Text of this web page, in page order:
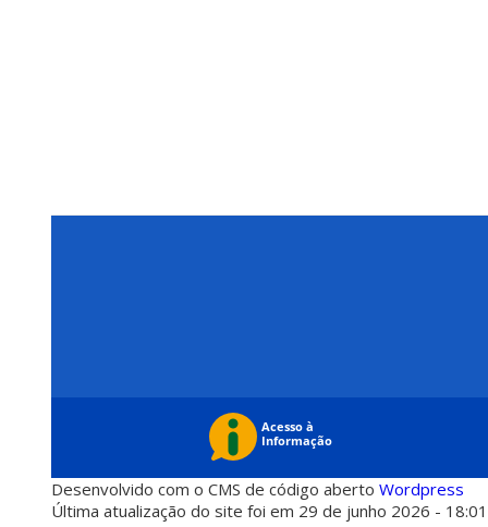
Desenvolvido com o CMS de código aberto Wordpress
Última atualização do site foi em 29 de junho 2026 -